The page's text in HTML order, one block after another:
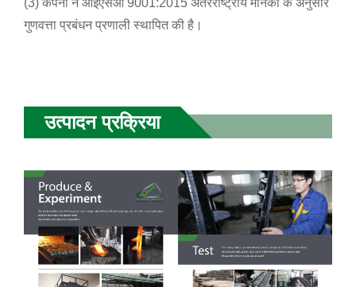
गुणवत्ता प्रबंधन प्रणाली स्थापित की है।
उत्पादन प्रक्रिया